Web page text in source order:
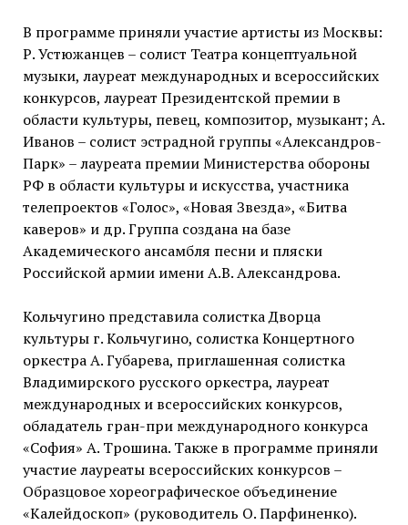
В программе приняли участие артисты из Москвы:
Р. Устюжанцев – cолист Театра концептуальной
музыки, лауреат международных и всероссийских
конкурсов, лауреат Президентской премии в
области культуры, певец, композитор, музыкант; А.
Иванов – солист эстрадной группы «Александров-
Парк» – лауреата премии Министерства обороны
РФ в области культуры и искусства, участника
телепроектов «Голос», «Новая Звезда», «Битва
каверов» и др. Группа создана на базе
Академического ансамбля песни и пляски
Российской армии имени А.В. Александрова.
Кольчугино представила солистка Дворца
культуры г. Кольчугино, солистка Концертного
оркестра А. Губарева, приглашенная солистка
Владимирского русского оркестра, лауреат
международных и всероссийских конкурсов,
обладатель гран-при международного конкурса
«София» А. Трошина. Также в программе приняли
участие лауреаты всероссийских конкурсов –
Образцовое хореографическое объединение
«Калейдоскоп» (руководитель О. Парфиненко).